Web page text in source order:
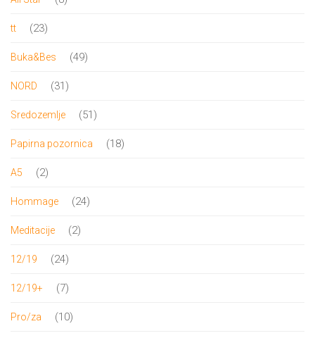
tt 2323
Buka&Bes 4949
NORD 3131
Sredozemlje 5151
Papirna pozornica 1818
A5 22
Hommage 2424
Meditacije 22
12/19 2424
12/19+ 77
Pro/za 1010